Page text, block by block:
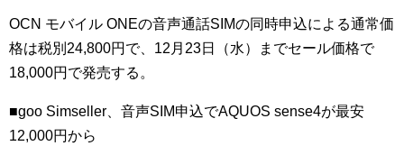
OCN モバイル ONEの音声通話SIMの同時申込による通常価
格は税別24,800円で、12月23日（水）までセール価格で
18,000円で発売する。
■goo Simseller、音声SIM申込でAQUOS sense4が最安
12,000円から